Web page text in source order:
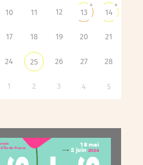
10 11 12 13
+
14
+
17 18 19 20 21
24 25 26 27 28
1 2 3 4 5